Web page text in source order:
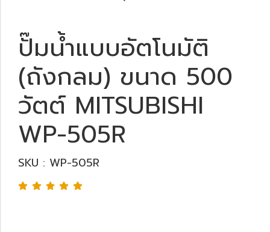
ปั๊มน้ำแบบอัตโนมัติ
(ถังกลม) ขนาด 500
วัตต์ MITSUBISHI
WP-505R
SKU : WP-505R